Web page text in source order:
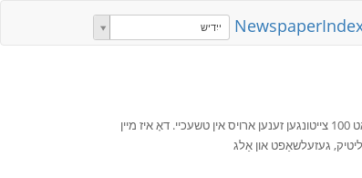
ייִדיש
טשעכיש צייטונגען. אין די טשעכיי מענטשן זענען לייענען צייטונגען ווי זיי טרינקען ביר. קימאַט 100 צייטונגען זענען ארויס אין טשעכיי. דאָ איז מיין
געזעלשאַפט און אַלג